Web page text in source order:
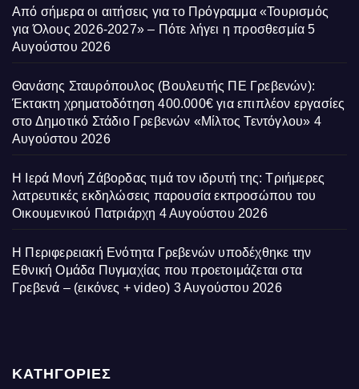
Από σήμερα οι αιτήσεις για το Πρόγραμμα «Τουρισμός
για Όλους 2026-2027» – Πότε λήγει η προσθεσμία 5
Αυγούστου 2026
Θανάσης Σταυρόπουλος (Βουλευτής ΠΕ Γρεβενών):
Έκτακτη χρηματοδότηση 400.000€ για επιπλέον εργασίες
στο Δημοτικό Στάδιο Γρεβενών «Μίλτος Τεντόγλου» 4
Αυγούστου 2026
Η Ιερά Μονή Ζάβορδας τιμά τον ιδρυτή της: Τριήμερες
λατρευτικές εκδηλώσεις παρουσία εκπροσώπου του
Οικουμενικού Πατριάρχη 4 Αυγούστου 2026
Η Περιφερειακή Ενότητα Γρεβενών υποδέχθηκε την
Εθνική Ομάδα Πυγμαχίας που προετοιμάζεται στα
Γρεβενά – (εικόνες + video) 3 Αυγούστου 2026
ΚΑΤΗΓΟΡΙΕΣ